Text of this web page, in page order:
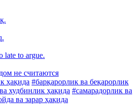
late to argue.
не считаются
ҳақида #барқарорлик ва беқарорлик
худбинлик ҳақида #самарадорлик ва
ва зарар ҳақида